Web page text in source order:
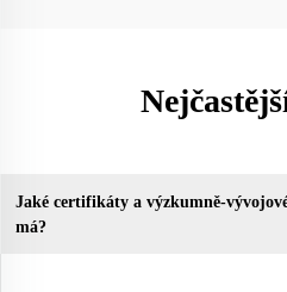
Jaké certifikáty a výzkumně-
má?